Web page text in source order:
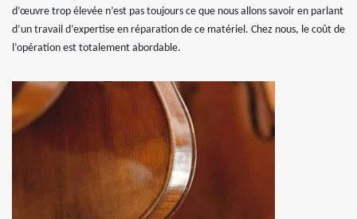
d’œuvre trop élevée n’est pas toujours ce que nous allons savoir en parlant
d’un travail d’expertise en réparation de ce matériel. Chez nous, le coût de
l’opération est totalement abordable.